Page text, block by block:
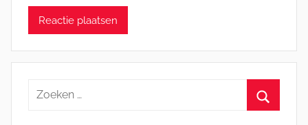
Zoeken